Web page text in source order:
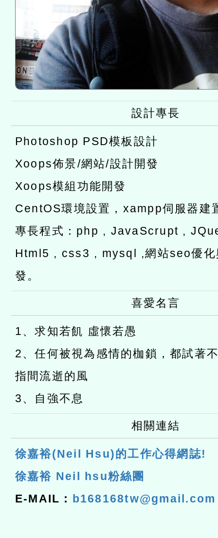
設計專長
Photoshop PSD模板設計
Xoops佈景/網站/設計開發
Xoops模組功能開發
CentOS環境設置，xampp伺服器建
專長程式：php , JavaScrupt ,
Html5 , css3 , mysql ,網站seo優化
發。
喜愛名言
1、求知若飢 虛懷若愚
2、任何被視為感情的枷鎖，都試著
指間流逝的風
3、自強不息
相關連結
徐嘉裕(Neil Hsu)的工作心得網誌!
徐嘉裕 Neil hsu粉絲團
E-MAIL： b168168tw@gmail.com